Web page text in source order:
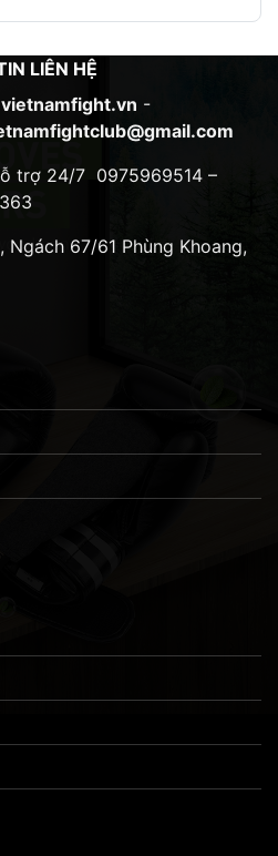
bảo vệ tốt cho khớp
liệu da PU cao cấp, bền bỉ
găng được lót bằng vải
Phần mu bàn tay và
LIÊN HỆ
vietnamfight.vn -
trợ 24/7 0975969514 –
Ngách 67/61 Phùng Khoang,